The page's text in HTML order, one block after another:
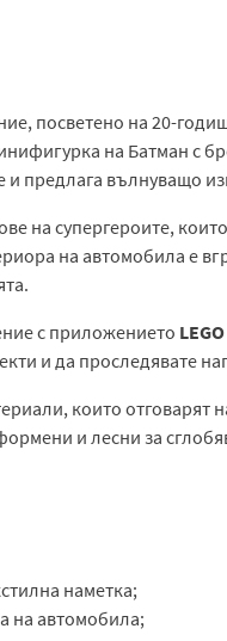
посветено на 20-
на Батман с
предлага вълнуващо
на супергероите,
на автомобила е
с приложението
и да проследявате
които отговарят
и лесни за
наметка;
на автомобила;